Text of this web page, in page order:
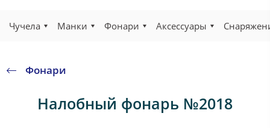
Чучела Манки Фонари Аксессуары
Фонари
Налобный фонарь №2018